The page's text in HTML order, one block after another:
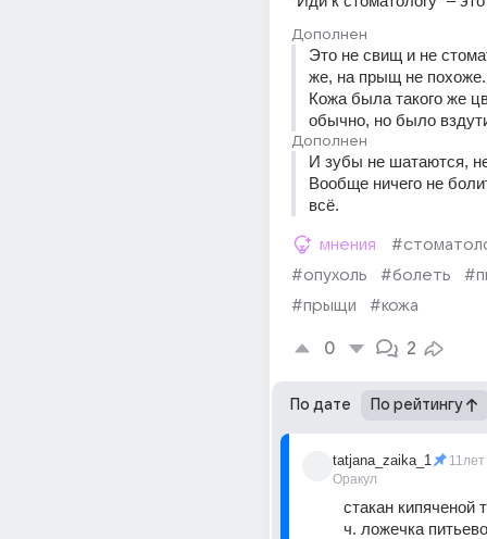
Дополнен
Это не свищ и не
же, на прыщ не похоже.
Кожа была такого же
обычно, но было
Дополнен
И зубы не шатаются,
Вообще ничего не
всё.
мнения
#опухоль
#болеть
#прыщи
#кожа
0 2
По дате По рейтингу
tatjana_zaika_1
Оракул
11лет
стакан кипяченой
ч. ложечка